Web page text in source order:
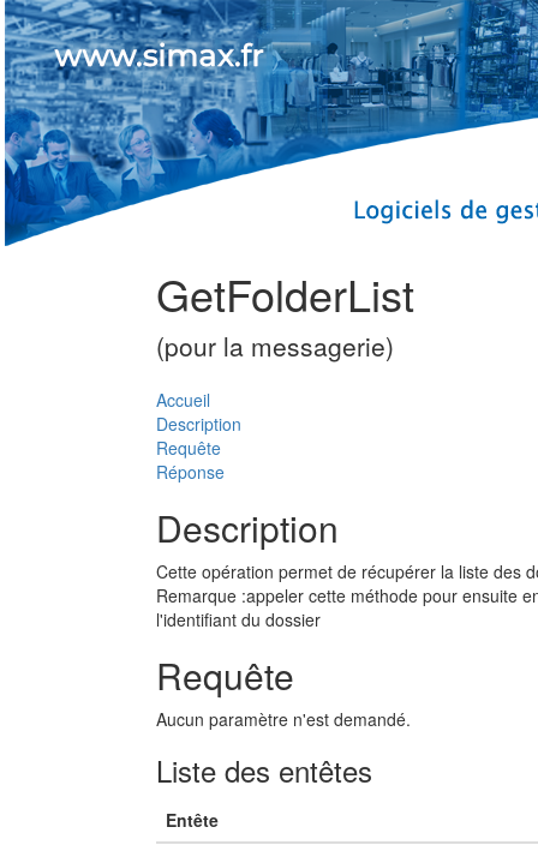
GetFolderList
(pour la messagerie)
Accueil
Description
Requête
Réponse
Description
Cette opération permet de récupérer la liste des
Remarque :appeler cette méthode pour ensuite
l'identifiant du dossier
Requête
Aucun paramètre n'est demandé.
Liste des entêtes
Entête